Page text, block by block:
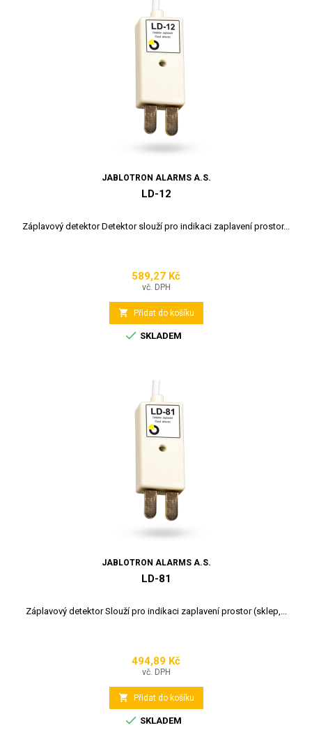
JABLOTRON ALARMS A.S.
LD-12
Záplavový detektor Detektor slouží pro indikaci zaplavení prostor...
Cena
589,27 Kč
vč. DPH
 Přidat do košíku
 SKLADEM
JABLOTRON ALARMS A.S.
LD-81
Záplavový detektor Slouží pro indikaci zaplavení prostor (sklep,...
Cena
494,89 Kč
vč. DPH
 Přidat do košíku
 SKLADEM